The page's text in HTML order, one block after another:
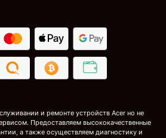
и ремонте устройств Acer но не
Предоставляем высококачественные
а также осуществляем диагностику и